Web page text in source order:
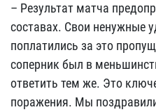
– Результат матча
составах. Свои ненужные
поплатились за это
соперник был в
ответить тем же. Это
поражения. Мы